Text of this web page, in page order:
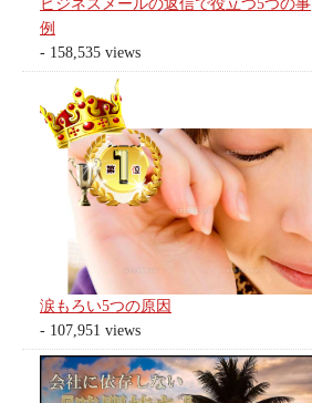
ビジネスメールの返信で役立つ5つの事
例
- 158,535 views
涙もろい5つの原因
- 107,951 views